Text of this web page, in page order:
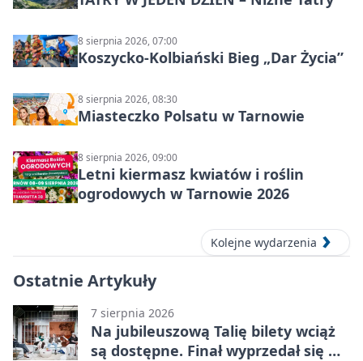
8 sierpnia 2026, 07:00
Koszycko-Kolbiański Bieg „Dar Życia”
8 sierpnia 2026, 08:30
Miasteczko Polsatu w Tarnowie
8 sierpnia 2026, 09:00
Letni kiermasz kwiatów i roślin
ogrodowych w Tarnowie 2026
Kolejne wydarzenia
Ostatnie Artykuły
7 sierpnia 2026
Na jubileuszową Talię bilety wciąż
są dostępne. Finał wyprzedał się w